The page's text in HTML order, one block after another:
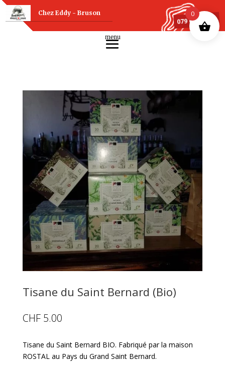
Chez Eddy - Bruson
079 607 75 88
Tisane du Saint Bernard (Bio)
CHF5.00
Tisane du Saint Bernard BIO. Fabriqué par la maison
ROSTAL au Pays du Grand Saint Bernard.
0